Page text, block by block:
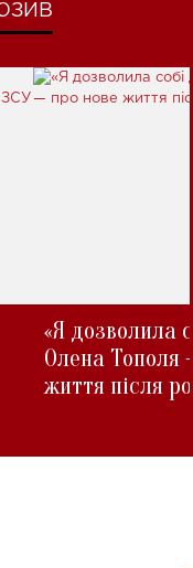
«Я дозволила
Олена Тополя
життя після